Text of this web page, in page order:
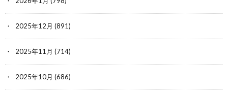
2025年12月 (891)
2025年11月 (714)
2025年10月 (686)